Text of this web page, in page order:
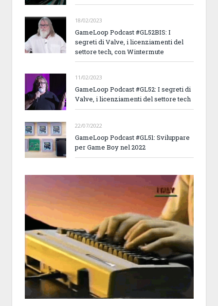
18/02/2023
GameLoop Podcast #GL52BIS: I
segreti di Valve, i licenziamenti del
settore tech, con Wintermute
11/02/2023
GameLoop Podcast #GL52: I segreti di
Valve, i licenziamenti del settore tech
22/07/2022
GameLoop Podcast #GL51: Sviluppare
per Game Boy nel 2022